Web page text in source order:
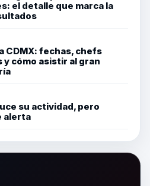
el detalle que marca la
CDMX: fechas, chefs
cómo asistir al gran
su actividad, pero
alerta